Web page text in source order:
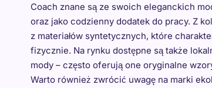
Coach znane są ze swoich eleganckich
oraz jako codzienny dodatek do pracy. Z
z materiałów syntetycznych, które
fizycznie. Na rynku dostępne są także
mody – często oferują one oryginalne
Warto również zwrócić uwagę na marki